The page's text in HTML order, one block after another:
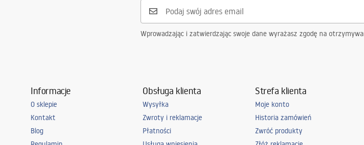
Wprowadzając i zatwierdzając swoje dane wyrażasz zgodę na
Informacje
O sklepie
Kontakt
Blog
Obsługa klienta
Wysyłka
Zwroty i reklamacje
Płatności
Strefa klienta
Moje konto
Historia zamówień
Zwróć produkty